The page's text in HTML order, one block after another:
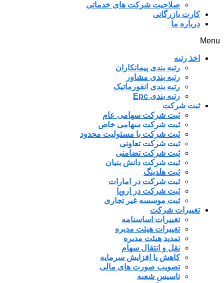
صلاحیت شرکت های خدماتی
کارت بازرگانی
درباره ما
Menu
اخذ رتبه
رتبه بندی پیمانکاران
رتبه بندی مشاور
رتبه بندی انفورماتیک
رتبه بندی Epc
ثبت شرکت
ثبت شرکت سهامی عام
ثبت شرکت سهامی خاص
ثبت شرکت با مسئولیت محدود
ثبت شرکت تعاونی
ثبت شرکت تضامنی
ثبت شرکت دانش بنیان
ثبت هلدینگ
ثبت شرکت در امارات
ثبت شرکت در اروپا
ثبت موسسه غیر تجاری
تغییرات شرکت
تغییرات اساسنامه
تغییرات هیئت مدیره
تمدید هیئت مدیره
نقل و انتقال سهام
کاهش یا افزایش سرمایه
تصویب صورت های مالی
تاسیس شعبه